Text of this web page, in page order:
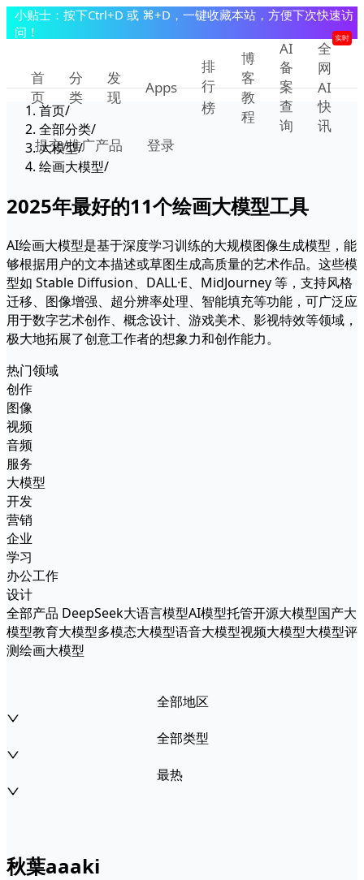
小贴士：按下Ctrl+D 或 ⌘+D，一键收藏本站，方便下次快速访
问！
首
页
分
类
发
现
Apps
排
行
榜
博
客
教
程
AI
备
案
查
询
全
网
AI
快
讯
实时
提交/推广产品 登录
首页/
全部分类/
大模型/
绘画大模型/
2025年最好的11个绘画大模型工具
AI绘画大模型是基于深度学习训练的大规模图像生成模型，能
够根据用户的文本描述或草图生成高质量的艺术作品。这些模
型如 Stable Diffusion、DALL·E、MidJourney 等，支持风格
迁移、图像增强、超分辨率处理、智能填充等功能，可广泛应
用于数字艺术创作、概念设计、游戏美术、影视特效等领域，
极大地拓展了创意工作者的想象力和创作能力。
热门领域
创作
图像
视频
音频
服务
大模型
开发
营销
企业
学习
办公工作
设计
全部产品 DeepSeek大语言模型AI模型托管开源大模型国产大
模型教育大模型多模态大模型语音大模型视频大模型大模型评
测绘画大模型
全部地区
全部类型
最热
秋葉aaaki